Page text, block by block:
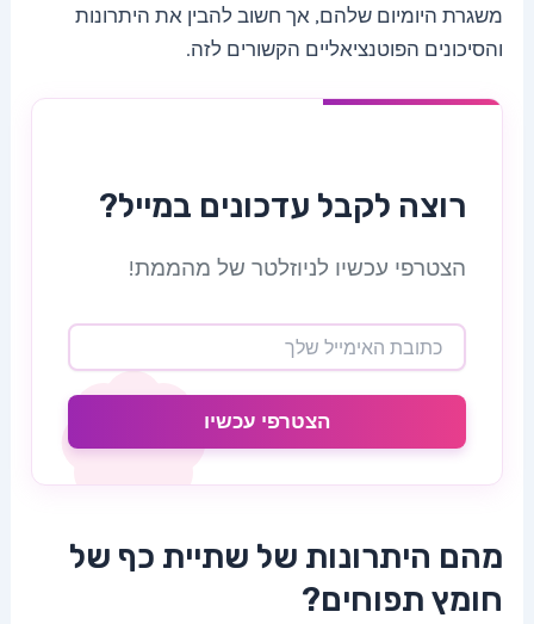
משגרת היומיום שלהם, אך חשוב להבין את היתרונות
והסיכונים הפוטנציאליים הקשורים לזה.
רוצה לקבל עדכונים במייל?
הצטרפי עכשיו לניוזלטר של מהממת!
הצטרפי עכשיו
מהם היתרונות של שתיית כף של
חומץ תפוחים?